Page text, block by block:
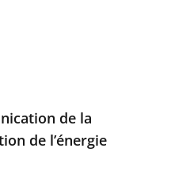
de la
de l’énergie